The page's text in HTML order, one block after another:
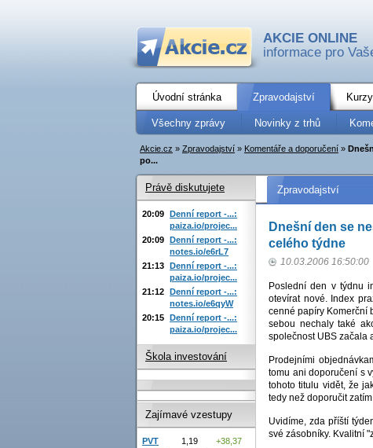
AKCIE ONLINE
informace pro
Úvodní stránka Zpravodajství
Všechny zprávy Novinky z trhů
Akcie.cz » Zpravodajství » Komentáře a doporučení »
po...
Zpravodajství
Dnešní den se
celého týdne
10.03.2006 16:50:00
Poslední den v týdnu
otevírat nové. Index
cenné papíry Komerční
sebou nechaly také
společnost UBS začala
Prodejními
tomu ani doporučení s
tohoto titulu vidět, že
tedy než doporučit
Uvidíme, zda příští
své zásobníky. Kvalitní
Právě diskutujete
20:09 Denní report -...:
paiza.io/projec...
20:09 Denní report -...:
notes.io/e6rL7
21:13 Denní report -...:
paiza.io/projec...
21:12 Denní report -...:
notes.io/e6qyW
20:15 Denní report -...:
paiza.io/projec...
Škola investování
Zajímavé vzestupy
PVT 1,19
+38,37